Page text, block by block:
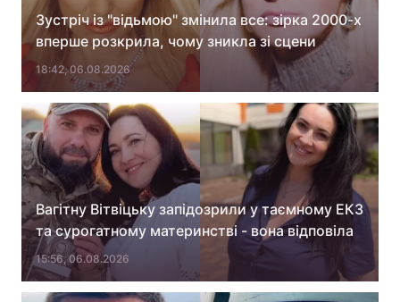
Зустріч із "відьмою" змінила все: зірка 2000-х
вперше розкрила, чому зникла зі сцени
18:42, 06.08.2026
Вагітну Вітвіцьку запідозрили у таємному ЕКЗ
та сурогатному материнстві - вона відповіла
15:56, 06.08.2026